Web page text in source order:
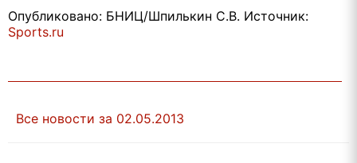
Опубликовано: БНИЦ/Шпилькин С.В. Источник:
Sports.ru
Все новости за 02.05.2013